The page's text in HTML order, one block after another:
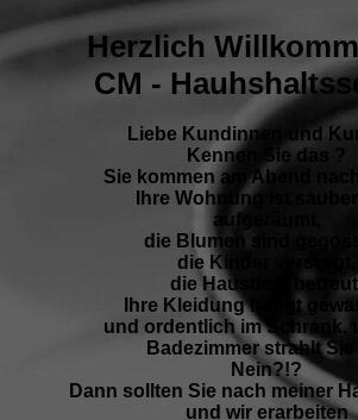
Herzlich
CM -
Liebe Kundinnen und
Kennen Sie das ?
Sie kommen am Abend
Ihre Wohnung ist sauber
aufgeräumt,
die Blumen sind
die Kinder versorgt,
die Haustiere
Ihre Kleidung hängt
und ordentlich im Schrank,
Badezimmer strahlt Sie
Nein?!?
Dann sollten Sie nach meiner
und wir erarbeiten